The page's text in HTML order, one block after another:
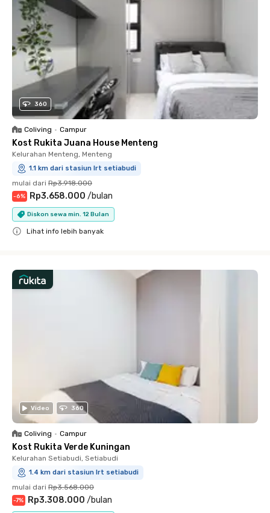
360
Coliving • Campur
Kost Rukita Juana House Menteng
Kelurahan Menteng, Menteng
1.1 km dari stasiun lrt setiabudi
mulai dari Rp3.918.000
-6% Rp3.658.000 /bulan
Diskon sewa min. 12 Bulan
Lihat info lebih banyak
Video 360
Coliving • Campur
Kost Rukita Verde Kuningan
Kelurahan Setiabudi, Setiabudi
1.4 km dari stasiun lrt setiabudi
mulai dari Rp3.568.000
-7% Rp3.308.000 /bulan